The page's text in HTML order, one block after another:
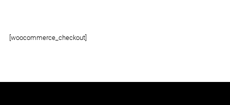
[woocommerce_checkout]